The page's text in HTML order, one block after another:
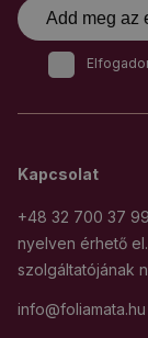
Kapcsolat
+48 32 700 37
nyelven érhető
szolgáltatójának
info@foliamata.hu